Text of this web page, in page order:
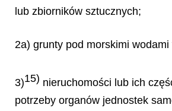
lub zbiorników sztucznych;
2a) grunty pod morskimi
3)15) nieruchomości lub ich
potrzeby organów jednostek